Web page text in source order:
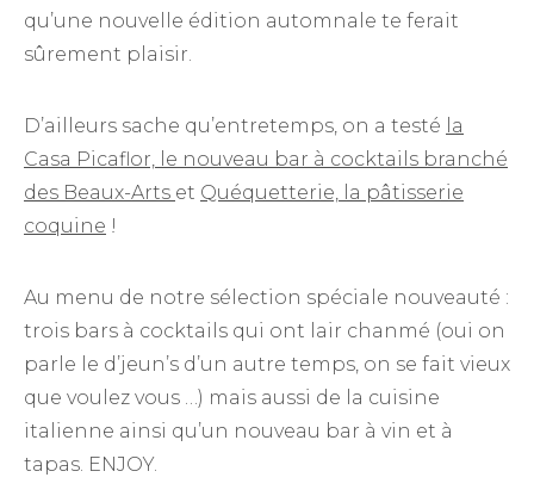
qu’une nouvelle édition automnale te ferait
sûrement plaisir.
D’ailleurs sache qu’entretemps, on a testé la
Casa Picaflor, le nouveau bar à cocktails branché
des Beaux-Arts et Quéquetterie, la pâtisserie
coquine !
Au menu de notre sélection spéciale nouveauté :
trois bars à cocktails qui ont lair chanmé (oui on
parle le d’jeun’s d’un autre temps, on se fait vieux
que voulez vous …) mais aussi de la cuisine
italienne ainsi qu’un nouveau bar à vin et à
tapas. ENJOY.